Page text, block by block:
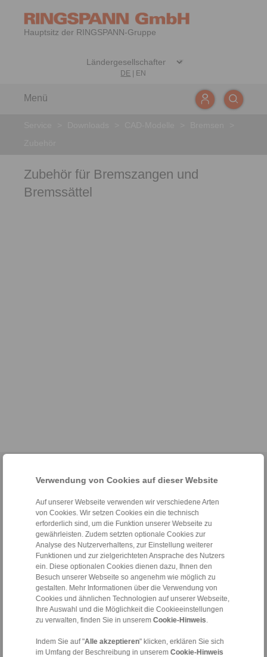
Verwendung von Cookies auf dieser Website
Auf unserer Webseite verwenden wir verschiedene Arten
von Cookies. Wir setzen Cookies ein die technisch
erforderlich sind, um die Funktion unserer Webseite zu
gewährleisten. Zudem setzten optionale Cookies zur
Analyse des Nutzerverhaltens, zur Einstellung weiterer
Funktionen und zur zielgerichteten Ansprache des Nutzers
ein. Diese optionalen Cookies dienen dazu, Ihnen den
Besuch unserer Webseite so angenehm wie möglich zu
gestalten. Mehr Informationen über die Verwendung von
Cookies und ähnlichen Technologien auf unserer Webseite,
Ihre Auswahl und die Möglichkeit die Cookieeinstellungen
zu verwalten, finden Sie in unserem Cookie-Hinweis
Indem Sie auf "Alle akzeptieren" klicken, erklären Sie sich
im Umfang der Beschreibung in unserem Cookie-Hinweis
Hauptsitz der RINGSPANN-Gruppe
DE EN
Menü
Zubehör für Bremszangen und
Bremssättel
Allgemeine Verkaufsbedingungen
Produkte
Übersicht
Freiläufe
Bremsen
Welle-Nabe-Verbindungen
Industriekupplungen
Präzisionskupplungen